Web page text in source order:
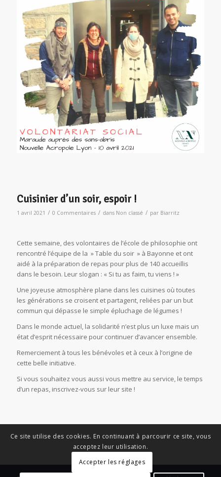
Cuisinier d’un soir, espoir !
1 avril 2021 / 0 Commentaires / dans Non classé / par Biarritz
Cette semaine, des volontaires de l’école de philosophie ont
rencontré l’équipe de la » Table du soir » à Bayonne et ont
aidé à la préparation de repas pour plus de 140 accueillis
dans le besoin. Leur slogan : « Si tu as faim, tu viens ! »
Une joyeuse atmosphère plane dans les cuisines où toutes
les générations se croisent et partagent, reliées par un but
commun qui dépasse le simple épluchage de légumes !
Dans le monde actuel, la solidarité n’est plus un luxe mais un
état d’esprit nécessaire pour continuer d’avancer ensemble.
Remerciement à tous les bénévoles et à ceux à l’origine de
cette belle initiative.
Si vous souhaitez vous aussi vous mettre au service, le temps
d’un repas, inscrivez-vous sur leur site !
Ce site utilise des cookies. En continuant à parcourir ce site, vous
acceptez leur utilisation.
Accepter les réglages